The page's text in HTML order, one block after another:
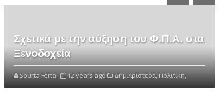
Σχετικά με την αύξηση του Φ.Π.Α. στα
Ξενοδοχεία
Sourta Ferta 12 years ago Δημ.Αριστερά, Πολιτική,